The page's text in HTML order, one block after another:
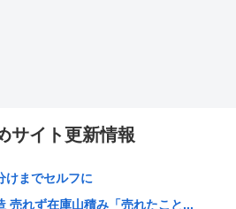
サイト更新情報
けまでセルフに
売れず在庫山積み「売れたこと...